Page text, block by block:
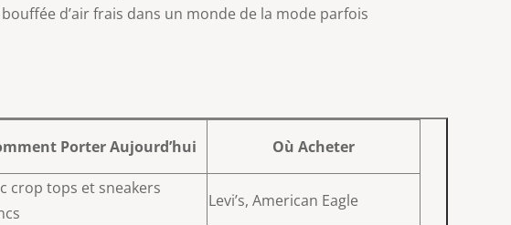
d’air frais dans un monde de la mode parfois
Porter Aujourd’hui Où Acheter
crop tops et sneakers
Levi’s, American Eagle